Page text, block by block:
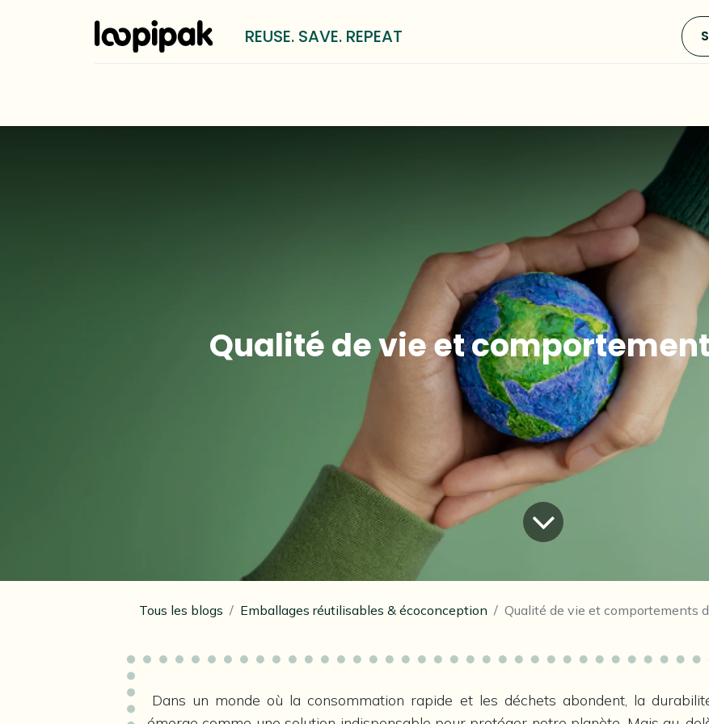
REUSE. SAVE. REPEAT
Qualité de vie et
Tous les blogs Emballages réutilisables & écoconception Qualité de vie et comportements durables
Dans un monde où la consommation rapide et les déchets abondent, la